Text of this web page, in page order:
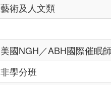
藝術及人文類
美國NGH／ABH國際催眠
非學分班